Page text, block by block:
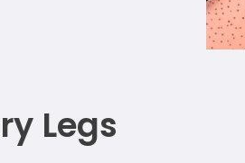
Legs